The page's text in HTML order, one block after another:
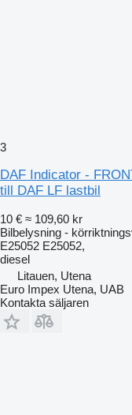
3
DAF Indicator -
till DAF LF lastbil
10 € ≈ 109,60 kr
Bilbelysning -
E25052 E25052,
diesel
Litauen, Utena
Euro Impex Utena, UAB
Kontakta säljaren